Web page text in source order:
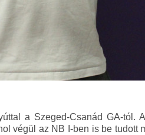
a Szeged-Csanád GA-tól.
végül az NB I-ben is be tudott